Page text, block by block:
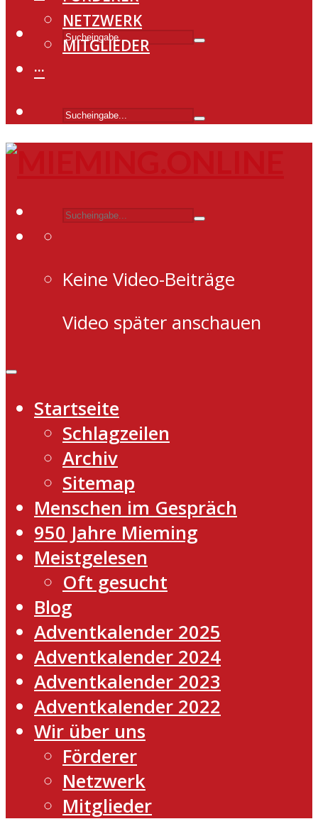
NETZWERK
MITGLIEDER
···
Keine Video-Beiträge
Video später anschauen
Startseite
Schlagzeilen
Archiv
Sitemap
Menschen im Gespräch
950 Jahre Mieming
Meistgelesen
Oft gesucht
Blog
Adventkalender 2025
Adventkalender 2024
Adventkalender 2023
Adventkalender 2022
Wir über uns
Förderer
Netzwerk
Mitglieder